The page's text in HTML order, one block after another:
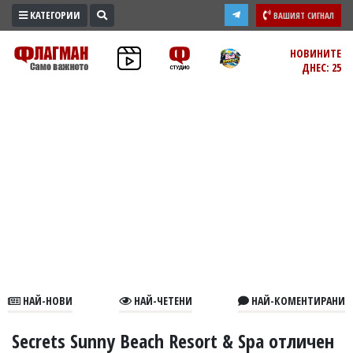
ПРОМО
ЗОНА
В
КАТЕГОРИИ ВАШИЯТ СИГНАЛ
НОВИНИТЕ
ДНЕС: 25
НАЙ-НОВИ НАЙ-ЧЕТЕНИ НАЙ-КОМЕНТИРАНИ
Secrets Sunny Beach Resort & Spa отличен